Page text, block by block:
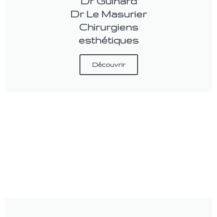
Dr Le Masurier
Chirurgiens
esthétiques
Découvrir